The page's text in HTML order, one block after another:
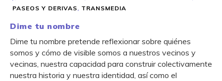
PASEOS Y DERIVAS, TRANSMEDIA
Dime tu nombre
Dime tu nombre pretende reflexionar sobre quiénes
somos y cómo de visible somos a nuestros vecinos y
vecinas, nuestra capacidad para construir colectivamente
nuestra historia y nuestra identidad, así como el